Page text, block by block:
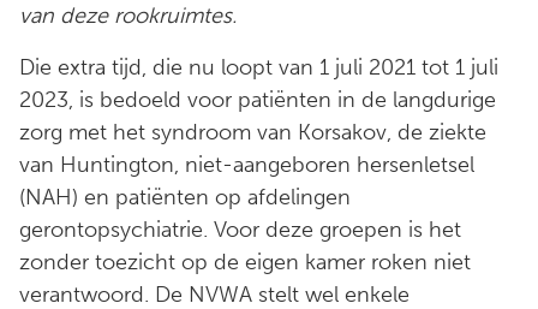
van deze rookruimtes.
Die extra tijd, die nu loopt van 1 juli 2021 tot 1 juli
2023, is bedoeld voor patiënten in de langdurige
zorg met het syndroom van Korsakov, de ziekte
van Huntington, niet-aangeboren hersenletsel
(NAH) en patiënten op afdelingen
gerontopsychiatrie. Voor deze groepen is het
zonder toezicht op de eigen kamer roken niet
verantwoord. De NVWA stelt wel enkele